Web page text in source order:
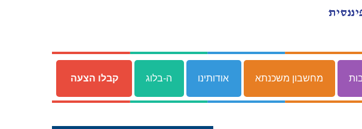
מחשבון משכנתא אודותינו ה-בלוג קבלו הצעה